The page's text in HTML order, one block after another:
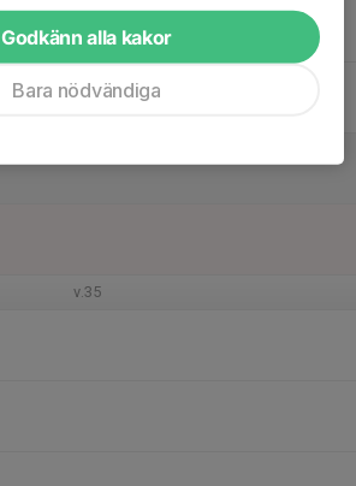
v.35
Godkänn alla kakor
Bara nödvändiga